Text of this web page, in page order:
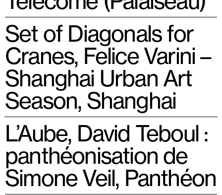
Set of Diagonals for
Cranes, Felice Varini –
Shanghai Urban Art
Season, Shanghai
L’Aube, David Teboul :
panthéonisation de
Simone Veil, Panthéon